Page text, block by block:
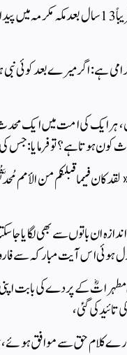
آپ رضی اللہ عنہ ’’عام الفیل‘‘ کے
ہے : اگر میرے بعد کوئی
ہر ایک کی امت میں ایک
کون ہوتا ہے؟ تو فرمایا: جس
كان فيما قبلكم من الأمم
ان باتوں سے بھی لگا یا
ہوئی اس آیت مبارکہ سے
کے پردے کی بابت اپنی
کی گئی ،
کلام حق سے موافق ہوئے ،